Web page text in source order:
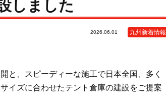
しました
2026.06.01 九州新着情報
と、スピーディーな施工で日本全国、多く
イズに合わせたテント倉庫の建設をご提案